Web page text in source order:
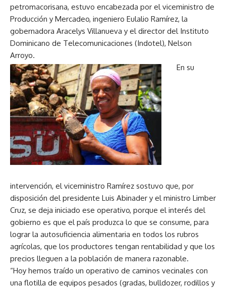
petromacorisana, estuvo encabezada por el viceministro de
Producción y Mercadeo, ingeniero Eulalio Ramírez, la
gobernadora Aracelys Villanueva y el director del Instituto
Dominicano de Telecomunicaciones (Indotel), Nelson
Arroyo.
En su
intervención, el viceministro Ramírez sostuvo que, por
disposición del presidente Luis Abinader y el ministro Limber
Cruz, se deja iniciado ese operativo, porque el interés del
gobierno es que el país produzca lo que se consume, para
lograr la autosuficiencia alimentaria en todos los rubros
agrícolas, que los productores tengan rentabilidad y que los
precios lleguen a la población de manera razonable.
“Hoy hemos traído un operativo de caminos vecinales con
una flotilla de equipos pesados (gradas, bulldozer, rodillos y